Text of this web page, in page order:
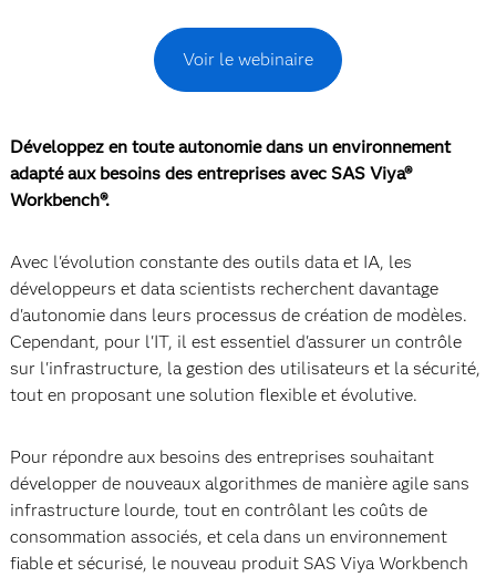
Voir le webinaire
Développez en toute autonomie dans un environnement
adapté aux besoins des entreprises avec SAS Viya®
Workbench®.
Avec l'évolution constante des outils data et IA, les
développeurs et data scientists recherchent davantage
d'autonomie dans leurs processus de création de modèles.
Cependant, pour l'IT, il est essentiel d'assurer un contrôle
sur l'infrastructure, la gestion des utilisateurs et la sécurité,
tout en proposant une solution flexible et évolutive.
Pour répondre aux besoins des entreprises souhaitant
développer de nouveaux algorithmes de manière agile sans
infrastructure lourde, tout en contrôlant les coûts de
consommation associés, et cela dans un environnement
fiable et sécurisé, le nouveau produit SAS Viya Workbench